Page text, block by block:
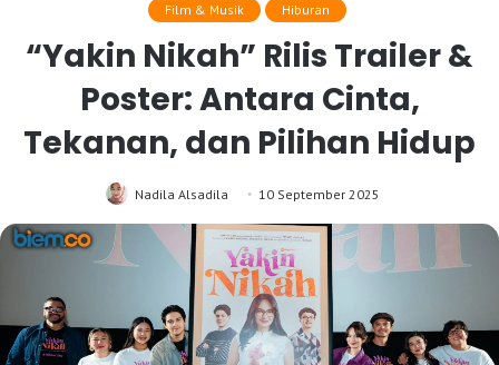
Film & Musik Hiburan
“Yakin Nikah” Rilis Trailer &
Poster: Antara Cinta,
Tekanan, dan Pilihan Hidup
Nadila Alsadila 10 September 2025